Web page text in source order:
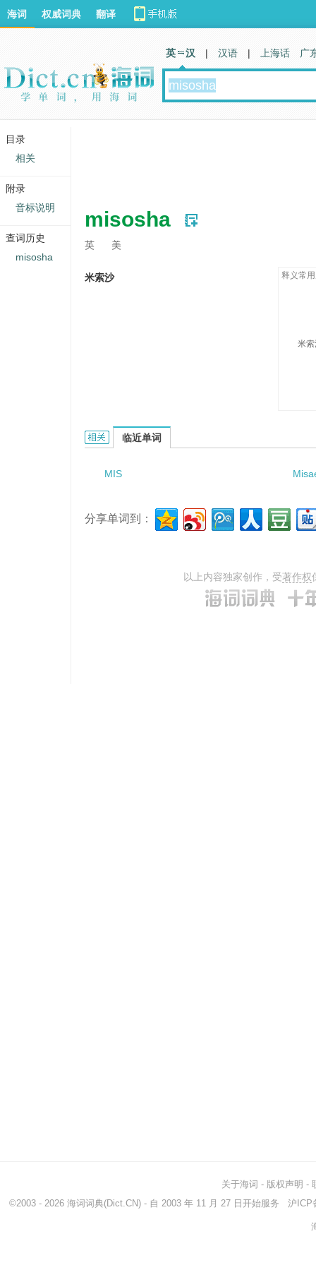
misosha
英 美
米索沙 释义常
米
Misosha的相关资料：
临近单词
MIS
分享单词到：
以上内容独家创作，受著作权
海词 权威词典 翻译
英 汉 | 汉语 | 上海话 广
关于海词 - 版权声明 -
©2003 - 2026 海词词典(Dict.CN) - 自 2003 年 11 月 27 日开始服务 沪ICP
目录
相关
附录
音标说明
查词历史
misosha